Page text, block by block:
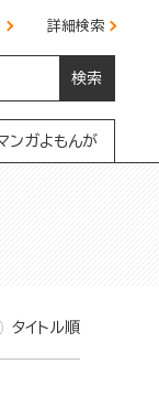
詳細検索
検索
ンガよもんが
タイトル順